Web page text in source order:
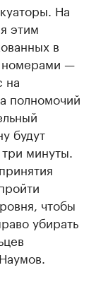
На
этим
в
номерами —
на
полномочий
будут
минуты.
чтобы
убирать